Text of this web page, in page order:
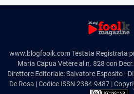
www.blogfoolk.com Testata Registrata
Maria Capua Vetere al n. 828 con
Direttore Editoriale: Salvatore Esposito -
De Rosa | Codice ISSN 2384-9487 |